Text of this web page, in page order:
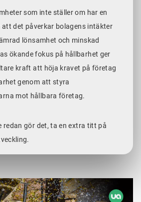
som inte ställer om har en
det påverkar bolagens intäkter
lönsamhet och minskad
ökande fokus på hållbarhet ger
kraft att höja kravet på företag
genom att styra
mot hållbara företag.
redan gör det, ta en extra titt på